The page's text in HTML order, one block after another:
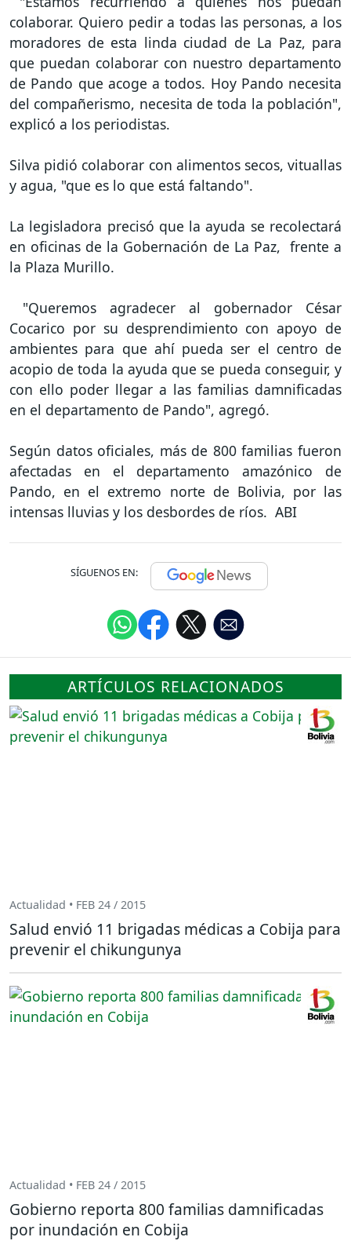
colaborar. Quiero pedir a todas las personas, a los
moradores de esta linda ciudad de La Paz, para
que puedan colaborar con nuestro departamento
de Pando que acoge a todos. Hoy Pando necesita
del compañerismo, necesita de toda la población",
explicó a los periodistas.
Silva pidió colaborar con alimentos secos, vituallas
y agua, "que es lo que está faltando".
La legisladora precisó que la ayuda se recolectará
en oficinas de la Gobernación de La Paz, frente a
la Plaza Murillo.
"Queremos agradecer al gobernador César
Cocarico por su desprendimiento con apoyo de
ambientes para que ahí pueda ser el centro de
acopio de toda la ayuda que se pueda conseguir, y
con ello poder llegar a las familias damnificadas
en el departamento de Pando", agregó.
Según datos oficiales, más de 800 familias fueron
afectadas en el departamento amazónico de
Pando, en el extremo norte de Bolivia, por las
intensas lluvias y los desbordes de ríos. ABI
SÍGUENOS EN:
ARTÍCULOS RELACIONADOS
Actualidad • FEB 24 / 2015
Salud envió 11 brigadas médicas a Cobija para
prevenir el chikungunya
Actualidad • FEB 24 / 2015
Gobierno reporta 800 familias damnificadas
por inundación en Cobija